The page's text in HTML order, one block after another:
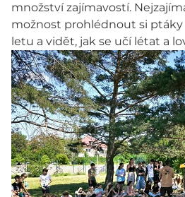
množství zajímavostí.
možnost prohlédnout si ptáky
letu a vidět, jak se učí létat a